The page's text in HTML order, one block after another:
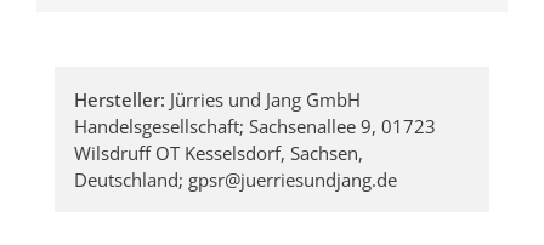
Hersteller: Jürries und Jang GmbH
Handelsgesellschaft; Sachsenallee 9, 01723
Wilsdruff OT Kesselsdorf, Sachsen,
Deutschland; gpsr@juerriesundjang.de